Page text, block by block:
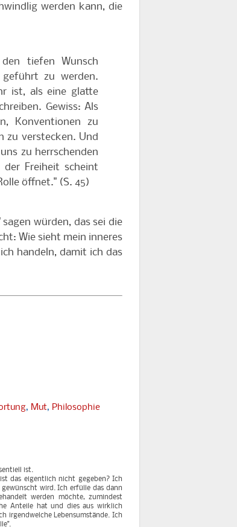
werden kann, die
tiefen Wunsch
zu werden.
ist, als eine glatte
Gewiss: Als
Konventionen zu
zu verstecken. Und
zu herrschenden
der Freiheit scheint
öffnet." (S. 45)
würden, das sei die
Wie sieht mein inneres
handeln, damit ich das
, Mut, Philosophie
ist.
das eigentlich nicht gegeben? Ich
wird. Ich erfülle das dann
werden möchte, zumindest
Anteile hat und dies aus wirklich
irgendwelche Lebensumstände. Ich